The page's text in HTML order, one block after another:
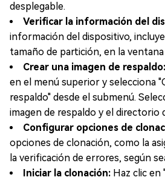
desplegable.
Verificar la información del
información del dispositivo,
tamaño de partición, en la
Crear una imagen de respaldo:
en el menú superior y selecciona
respaldo" desde el submenú.
imagen de respaldo y el directorio
Configurar opciones de
opciones de clonación, como la
la verificación de errores, según
Iniciar la clonación: Haz clic en